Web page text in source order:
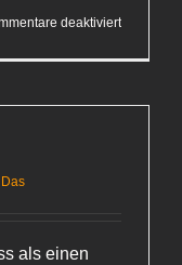
deaktiviertfür
als einen